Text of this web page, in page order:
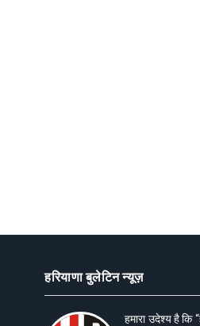
हरियाणा बुलेटिन न्यूज़
हमारा उदेश्य है कि